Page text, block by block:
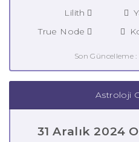
Lilith
True Node
Son Güncelleme :
Astroloji
31 Aralık 2024